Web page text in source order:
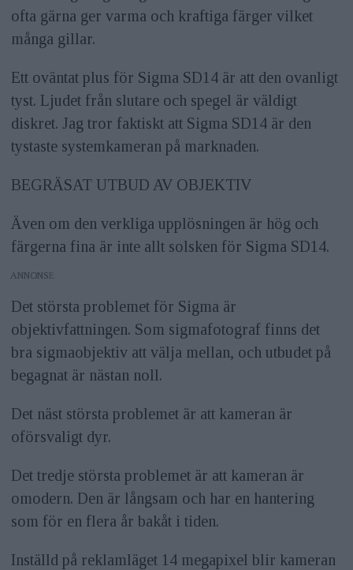
ofta gärna ger varma och kraftiga färger vilket
många gillar.
Ett oväntat plus för Sigma SD14 är att den ovanligt
tyst. Ljudet från slutare och spegel är väldigt
diskret. Jag tror faktiskt att Sigma SD14 är den
tystaste systemkameran på marknaden.
BEGRÄSAT UTBUD AV OBJEKTIV
Även om den verkliga upplösningen är hög och
färgerna fina är inte allt solsken för Sigma SD14.
ANNONS
Det största problemet för Sigma är
objektivfattningen. Som sigmafotograf finns det
bra sigmaobjektiv att välja mellan, och utbudet på
begagnat är nästan noll.
Det näst största problemet är att kameran är
oförsvaligt dyr.
Det tredje största problemet är att kameran är
omodern. Den är långsam och har en hantering
som för en flera år bakåt i tiden.
Inställd på reklamläget 14 megapixel blir kameran